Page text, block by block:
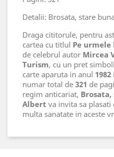
Detalii: Brosata, stare
Draga cititorule, pentru
cartea cu titlul Pe urmele
de celebrul autor Mircea
Turism, cu un pret
carte aparuta in anul 1982
numar total de 321 de
regim anticariat,
Albert va invita sa
multa sanatate in aceste